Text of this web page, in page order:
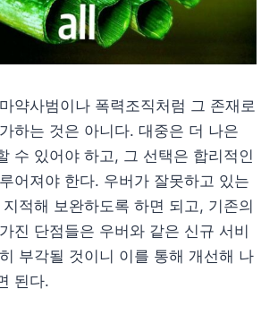
약사범이나 폭력조직처럼 그 존재로
하는 것은 아니다. 대중은 더 나은
수 있어야 하고, 그 선택은 합리적인
어져야 한다. 우버가 잘못하고 있는
적해 보완하도록 하면 되고, 기존의
진 단점들은 우버와 같은 신규 서비
부각될 것이니 이를 통해 개선해 나
된다.